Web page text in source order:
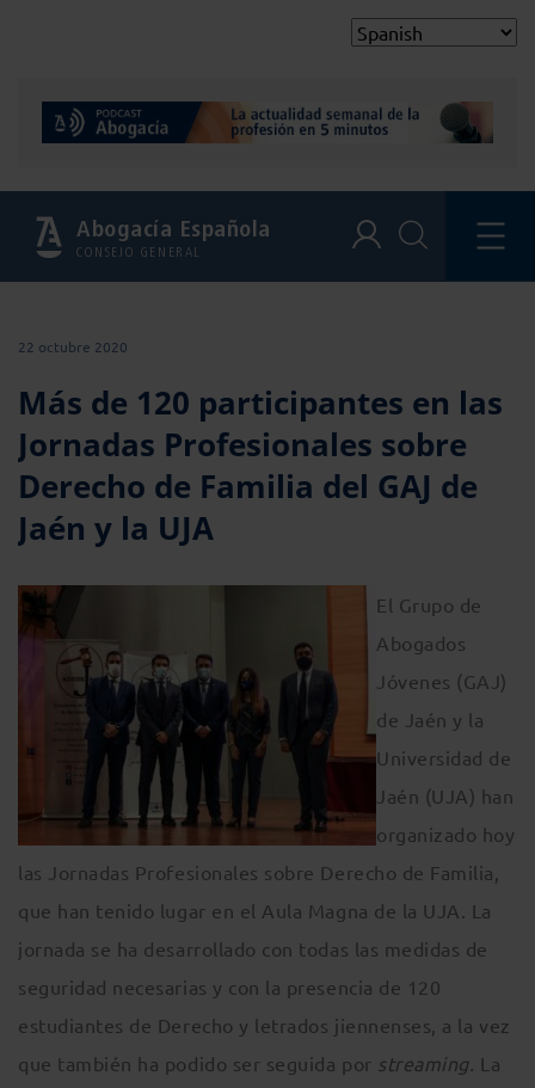
Abogacía Española
CONSEJO GENERAL
22 octubre 2020
Más de 120 participantes en las
Jornadas Profesionales sobre
Derecho de Familia del GAJ de
Jaén y la UJA
El Grupo de
Abogados
Jóvenes (GAJ)
de Jaén y la
Universidad de
Jaén (UJA) han
organizado hoy
las Jornadas Profesionales sobre Derecho de Familia,
que han tenido lugar en el Aula Magna de la UJA. La
jornada se ha desarrollado con todas las medidas de
seguridad necesarias y con la presencia de 120
estudiantes de Derecho y letrados jiennenses, a la vez
que también ha podido ser seguida por streaming. La